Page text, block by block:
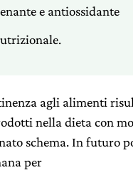
e antiossidante
agli alimenti
nella dieta con
schema. In futuro
per